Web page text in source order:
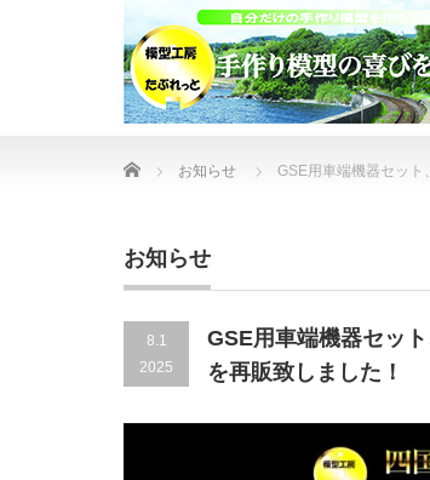
Home お知らせ GSE用車端機器セット
お知らせ
8.1
2025
GSE用車端機器セッ
を再販致しました！